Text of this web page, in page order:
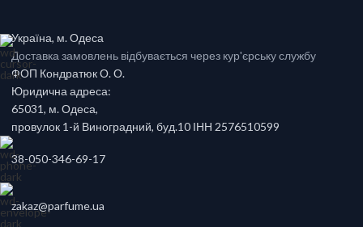
Україна, м. Одеса
Доставка замовлень відбувається через кур'єрську службу
ФОП Кондратюк О. О.
Юридична адреса:
65031, м. Одеса,
провулок 1-й Виноградний, буд.10 ІНН 2576510599
38-050-346-69-17
zakaz@parfume.ua